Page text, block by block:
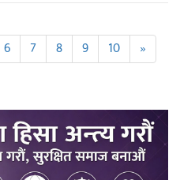
6 7 8 9 10 »